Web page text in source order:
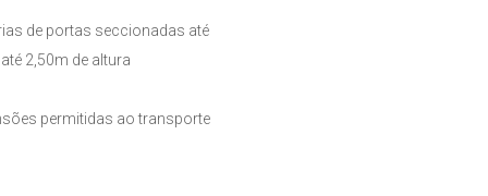
de portas seccionadas até
2,50m de altura
permitidas ao transporte